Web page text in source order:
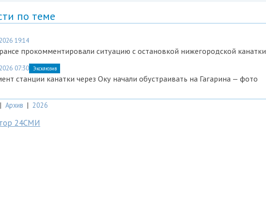
по теме
19:14
прокомментировали ситуацию с остановкой нижегородской канатки
07:30 Эксклюзив
станции канатки через Оку начали обустраивать на Гагарина — фото
| Архив | 2026
24СМИ